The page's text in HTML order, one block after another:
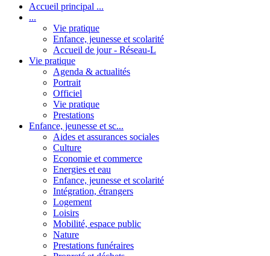
Accueil principal ...
...
Vie pratique
Enfance, jeunesse et scolarité
Accueil de jour - Réseau-L
Vie pratique
Agenda & actualités
Portrait
Officiel
Vie pratique
Prestations
Enfance, jeunesse et sc...
Aides et assurances sociales
Culture
Economie et commerce
Energies et eau
Enfance, jeunesse et scolarité
Intégration, étrangers
Logement
Loisirs
Mobilité, espace public
Nature
Prestations funéraires